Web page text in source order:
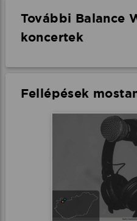
További Balance
koncertek
Fellépések